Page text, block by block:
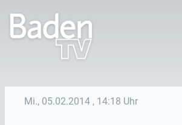
Mi., 05.02.2014 , 14:18 Uhr